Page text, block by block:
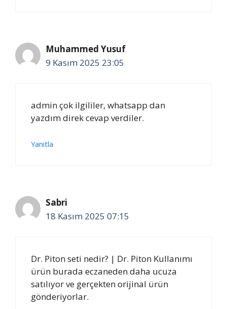
Muhammed Yusuf
9 Kasım 2025 23:05
admin çok ilgililer, whatsapp dan
yazdım direk cevap verdiler.
Yanıtla
Sabri
18 Kasım 2025 07:15
Dr. Piton seti nedir? | Dr. Piton Kullanımı
ürün burada eczaneden daha ucuza
satılıyor ve gerçekten orijinal ürün
gönderiyorlar.